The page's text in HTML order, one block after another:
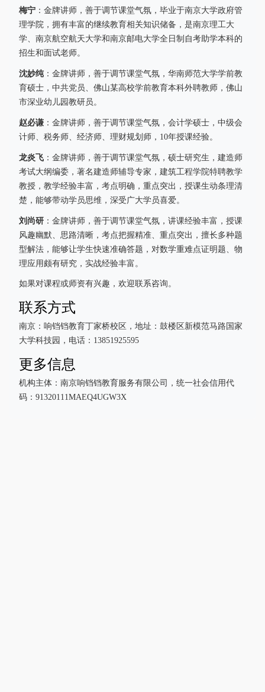
梅宁 ：金牌讲师，善于调节课堂气氛，毕业于南京大学政府管
理学院，拥有丰富的继续教育相关知识储备，是南京理工大
学、南京航空航天大学和南京邮电大学全日制自考助学本科的
招生和面试老师。
沈妙纯 ：金牌讲师，善于调节课堂气氛，华南师范大学学前教
育硕士，中共党员、佛山某高校学前教育本科外聘教师，佛山
市深业幼儿园教研员。
赵必谦 ：金牌讲师，善于调节课堂气氛，会计学硕士，中级会
计师、税务师、经济师、理财规划师，10年授课经验。
龙炎飞 ：金牌讲师，善于调节课堂气氛，硕士研究生，建造师
考试大纲编委，著名建造师辅导专家，建筑工程学院特聘教学
教授，教学经验丰富，考点明确，重点突出，授课生动条理清
楚，能够带动学员思维，深受广大学员喜爱。
刘尚研 ：金牌讲师，善于调节课堂气氛，讲课经验丰富，授课
风趣幽默、思路清晰，考点把握精准、重点突出，擅长多种题
型解法，能够让学生快速准确答题，对数学重难点证明题、物
理应用颇有研究，实战经验丰富。
如果对课程或师资有兴趣，欢迎联系咨询。
联系方式
南京：响铛铛教育丁家桥校区，地址：鼓楼区新模范马路国家
大学科技园，电话：13851925595
更多信息
机构主体：南京响铛铛教育服务有限公司，统一社会信用代
码：91320111MAEQ4UGW3X